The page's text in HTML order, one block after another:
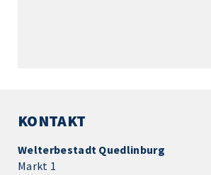
KONTAKT
Welterbestadt Quedlinburg
Markt 1